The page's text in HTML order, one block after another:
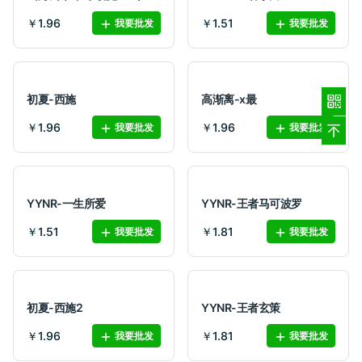
￥1.96 我要批发 ￥1.51 我要批发
初夏-西施
￥1.96 我要批发
高渐离-x最
￥1.96 我要批发
YYNR-一生所爱
￥1.51 我要批发
YYNR-王者马可波罗
￥1.81 我要批发
初夏-西施2
￥1.96 我要批发
YYNR-王者玄策
￥1.81 我要批发